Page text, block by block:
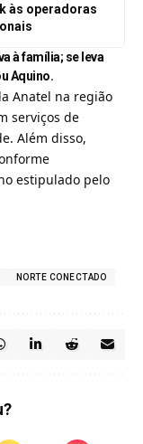
às operadoras
à família; se leva
Aquino.
Anatel na região
serviços de
Além disso,
estipulado pelo
NORTE CONECTADO